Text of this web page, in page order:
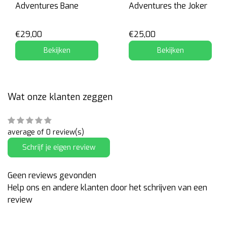
Adventures Bane
€29,00
Bekijken
Adventures the Joker
€25,00
Bekijken
Wat onze klanten zeggen
average of 0 review(s)
Schrijf je eigen review
Geen reviews gevonden
Help ons en andere klanten door het schrijven van een
review